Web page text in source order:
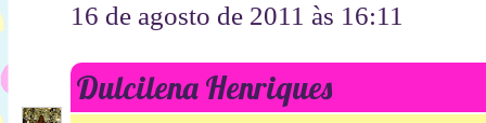
16 de agosto de 2011 às 16:11
Dulcilena Henriques